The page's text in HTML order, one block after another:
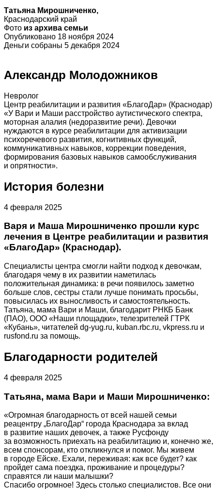
Татьяна Мирошниченко,
Краснодарский край
Фото из архива семьи
Опубликовано 18 ноября 2024
Деньги собраны 5 декабря 2024
Александр Молодожников
Невролог
Центр реабилитации и развития «БлагоДар» (Краснодар)
«У Вари и Маши расстройство аутистического спектра,
моторная алалия (недоразвитие речи). Девочки
нуждаются в курсе реабилитации для активизации
психоречевого развития, когнитивных функций,
коммуникативных навыков, коррекции поведения,
формирования базовых навыков самообслуживания
и опрятности».
История болезни
4 февраля 2025
Варя и Маша Мирошниченко прошли курс
лечения в Центре реабилитации и развития
«БлагоДар» (Краснодар).
Специалисты центра смогли найти подход к девочкам,
благодаря чему в их развитии наметилась
положительная динамика: в речи появилось заметно
больше слов, сестры стали лучше понимать просьбы,
повысилась их выносливость и самостоятельность.
Татьяна, мама Вари и Маши, благодарит РНКБ Банк
(ПАО), ООО «Наши площадки», телезрителей ГТРК
«Кубань», читателей dg-yug.ru, kuban.rbc.ru, vkpress.ru и
rusfond.ru за помощь.
Благодарности родителей
4 февраля 2025
Татьяна, мама Вари и Маши Мирошниченко:
«Огромная благодарность от всей нашей семьи
реацентру „БлагоДар“ города Краснодара за вклад
в развитие наших девочек, а также Русфонду
за возможность приехать на реабилитацию и, конечно же,
всем спонсорам, кто откликнулся и помог. Мы живем
в городе Ейске. Ехали, переживая: как все будет? как
пройдет сама поездка, проживание и процедуры?
справятся ли наши малышки?
Спасибо огромное! Здесь столько специалистов. Все они